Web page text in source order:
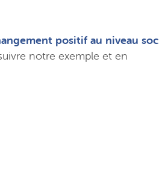
positif au niveau
notre exemple et en